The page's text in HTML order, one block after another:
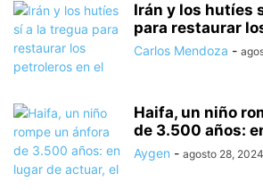
Irán y los hutíes
para restaurar
Carlos Mendoza -
Haifa, un niño
de 3.500 años:
Aygen - agosto 28, 2024